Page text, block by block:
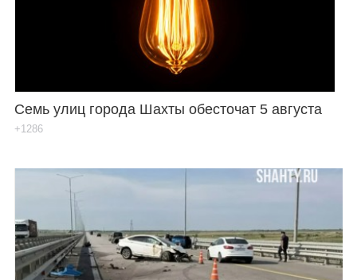
Семь улиц города Шахты обесточат 5 августа
+1286